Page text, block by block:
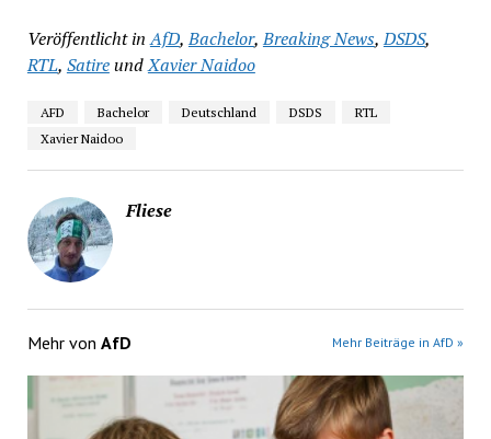
Veröffentlicht in AfD,Bachelor,Breaking News,DSDS,
RTL, SatireundXavier Naidoo
AFD Bachelor Deutschland DSDS
RTL
Xavier Naidoo
Fliese
Mehr von AfD Mehr Beiträge in AfD »